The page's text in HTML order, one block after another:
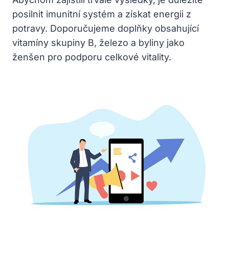
posilnit imunitní systém a získat energii z
potravy. Doporučujeme doplňky obsahující
vitamíny skupiny B, železo a byliny jako
ženšen pro podporu celkové vitality.